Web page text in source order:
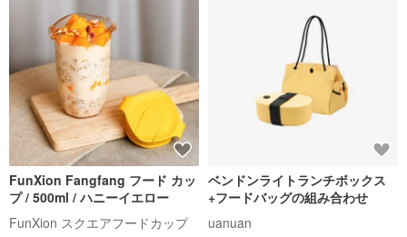
FunXion Fangfang フード カッ
プ / 500ml / ハニーイエロー
FunXion スクエアフードカップ
ベンドンライトランチボックス
+フードバッグの組み合わせ
uanuan